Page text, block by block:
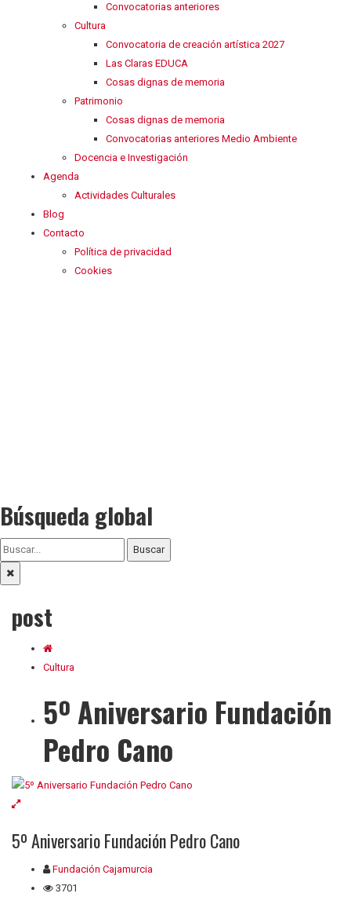
Convocatorias anteriores
Cultura
Convocatoria de creación artística 2027
Las Claras EDUCA
Cosas dignas de memoria
Patrimonio
Cosas dignas de memoria
Convocatorias anteriores Medio Ambiente
Docencia e Investigación
Agenda
Actividades Culturales
Blog
Contacto
Política de privacidad
Cookies
Búsqueda global
Buscar
post
Cultura
5º Aniversario Fundación
Pedro Cano
5º Aniversario Fundación Pedro Cano
Fundación Cajamurcia
3701